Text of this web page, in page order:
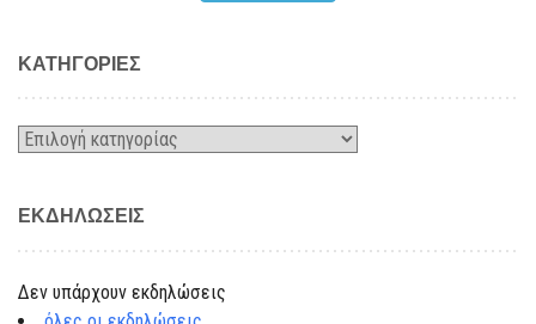
KΑΤΗΓΟΡΊΕΣ
Kατηγορίες
ΕΚΔΗΛΏΣΕΙΣ
Δεν υπάρχουν εκδηλώσεις